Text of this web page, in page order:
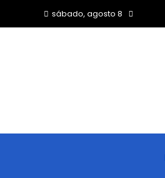
sábado, agosto 8